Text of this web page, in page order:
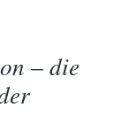
‒ die